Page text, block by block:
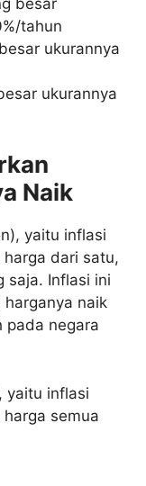
tahun
ukurannya
ukurannya
Naik
yaitu inflasi
dari satu,
saja. Inflasi ini
naik
pada negara
yaitu inflasi
semua